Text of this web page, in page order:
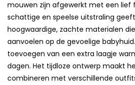
mouwen zijn afgewerkt met een lief
schattige en speelse uitstraling
hoogwaardige, zachte materialen
aanvoelen op de gevoelige
toevoegen van een extra laagje
dagen. Het tijdloze ontwerp maakt
combineren met verschillende